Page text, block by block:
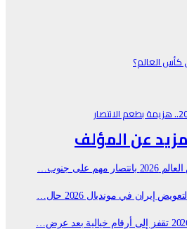
كأس العالم؟
عن المؤلف
على جنوب…
في مونديال 2026 حال…